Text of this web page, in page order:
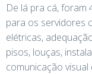
De lá pra cá, foram
para os servidores
elétricas,
pisos, louças,
comunicação